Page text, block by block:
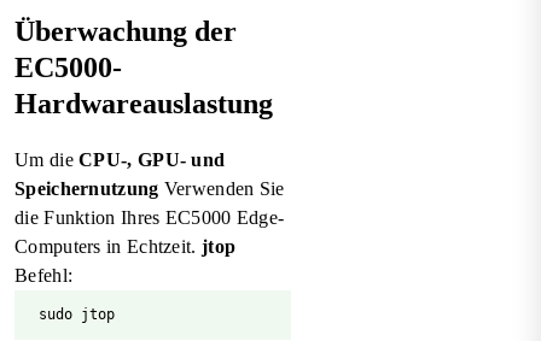
Überwachung der
EC5000-
Hardwareauslastung
Um dieCPU-, GPU- und
Speichernutzung Verwenden Sie
die Funktion Ihres EC5000 Edge-
Computers in Echtzeit. jtop
Befehl:
sudo jtop